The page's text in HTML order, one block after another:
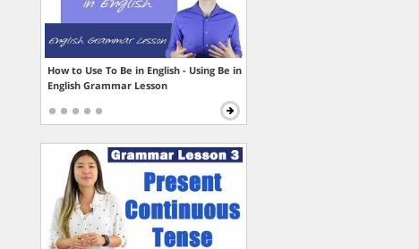
How to Use To Be in English - Using Be in
English Grammar Lesson